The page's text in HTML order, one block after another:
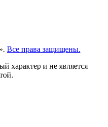
Все права защищены.
характер и не является